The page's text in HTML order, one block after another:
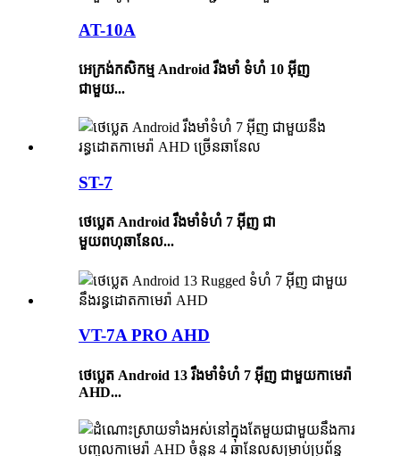
AT-10A
អេក្រង់​កសិកម្ម​ Android រឹងមាំ ទំហំ 10 អ៊ីញ
ជាមួយ...
ST-7
ថេប្លេត Android រឹងមាំទំហំ 7 អ៊ីញ ជា
មួយពហុឆានែល...
VT-7A PRO AHD
ថេប្លេត Android 13 រឹងមាំទំហំ 7 អ៊ីញ ជាមួយកាមេរ៉ា
AHD...